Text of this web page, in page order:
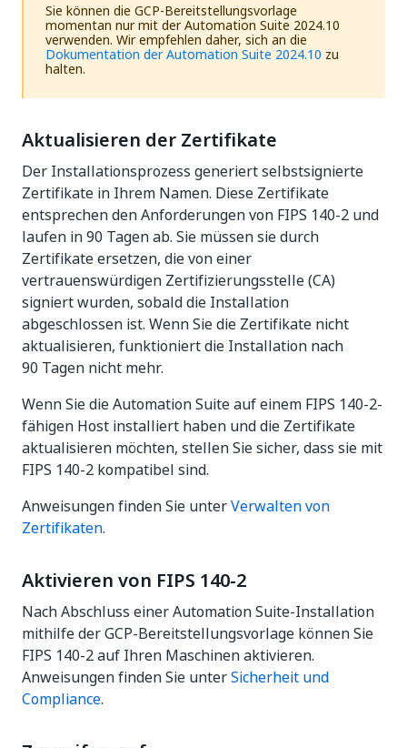
Sie können die GCP-Bereitstellungsvorlage
momentan nur mit der Automation Suite 2024.10
verwenden. Wir empfehlen daher, sich an die
Dokumentation der Automation Suite 2024.10 zu
halten.
Aktualisieren der Zertifikate
Der Installationsprozess generiert selbstsignierte
Zertifikate in Ihrem Namen. Diese Zertifikate
entsprechen den Anforderungen von FIPS 140-2 und
laufen in 90 Tagen ab. Sie müssen sie durch
Zertifikate ersetzen, die von einer
vertrauenswürdigen Zertifizierungsstelle (CA)
signiert wurden, sobald die Installation
abgeschlossen ist. Wenn Sie die Zertifikate nicht
aktualisieren, funktioniert die Installation nach
90 Tagen nicht mehr.
Wenn Sie die Automation Suite auf einem FIPS 140-2-
fähigen Host installiert haben und die Zertifikate
aktualisieren möchten, stellen Sie sicher, dass sie mit
FIPS 140-2 kompatibel sind.
Anweisungen finden Sie unterVerwalten von
Zertifikaten.
Aktivieren von FIPS 140-2
Nach Abschluss einer Automation Suite-Installation
mithilfe der GCP-Bereitstellungsvorlage können Sie
FIPS 140-2 auf Ihren Maschinen aktivieren.
Anweisungen finden Sie unterSicherheit und
Compliance.